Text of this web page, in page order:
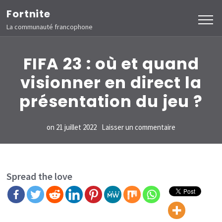
Aller
au
contenu
Entrée)
Fortnite
La communauté francophone
FIFA 23 : où et quand
visionner en direct la
présentation du jeu ?
on 21 juillet 2022 Laisser un commentaire
FIFA
et
quand
Spread the love